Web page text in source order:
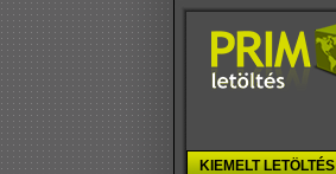
KIEMELT LETÖLTÉS